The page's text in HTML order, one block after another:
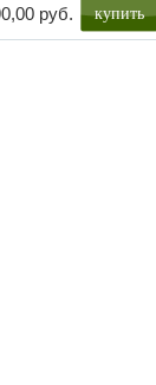
руб. купить